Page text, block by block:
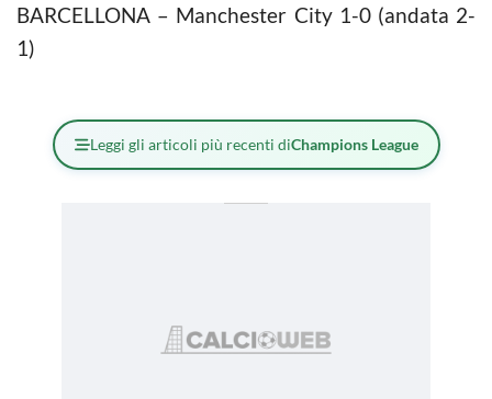
BARCELLONA – Manchester City 1-0 (andata 2-
1)
Leggi gli articoli più recenti diChampions League